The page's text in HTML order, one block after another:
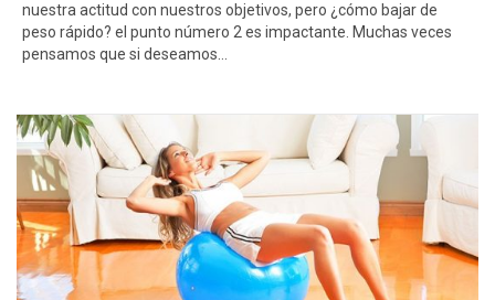
nuestra actitud con nuestros objetivos, pero ¿cómo bajar de
peso rápido? el punto número 2 es impactante. Muchas veces
pensamos que si deseamos…